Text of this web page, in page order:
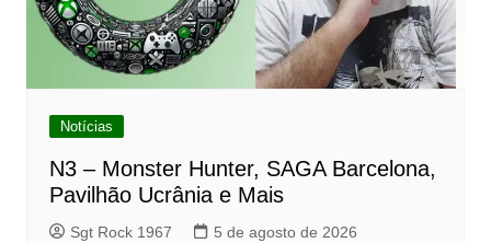
Notícias
N3 – Monster Hunter, SAGA Barcelona,
Pavilhão Ucrânia e Mais
Sgt Rock 1967 5 de agosto de 2026